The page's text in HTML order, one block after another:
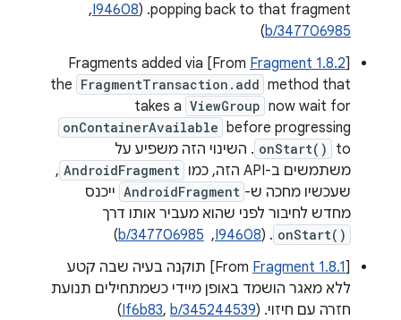
popping back to that fragment. (
I94608
, ‏
b/347706985
)
‫[From
Fragment 1.8.2
] Fragments added via
the FragmentTransaction.add method that
takes a ViewGroup now wait for
onContainerAvailable before progressing
to
onStart() . השינוי הזה משפיע על
משתמשים ב-API הזה, כמו
AndroidFragment
,
שעכשיו מחכה ש- AndroidFragment ייכנס
מחדש לחיבור לפני שהוא מעביר אותו דרך
onStart()
. (
I94608
, ‏
b/347706985
)
‫[From
Fragment 1.8.1
] תוקנה בעיה שבה קטע
ללא מאגר הושמד באופן מיידי כשמתחילים תנועת
חזרה עם חיזוי. (
If6b83, b/345244539
)